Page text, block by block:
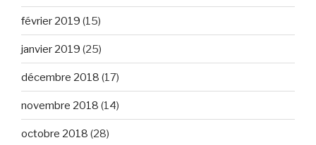
février 2019 (15)
janvier 2019 (25)
décembre 2018 (17)
novembre 2018 (14)
octobre 2018 (28)